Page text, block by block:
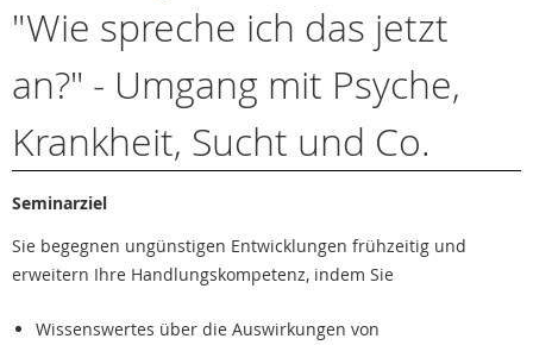
"Wie spreche ich das jetzt
an?" - Umgang mit Psyche,
Krankheit, Sucht und Co.
Seminarziel
Sie begegnen ungünstigen Entwicklungen frühzeitig und
erweitern Ihre Handlungskompetenz, indem Sie
Wissenswertes über die Auswirkungen von